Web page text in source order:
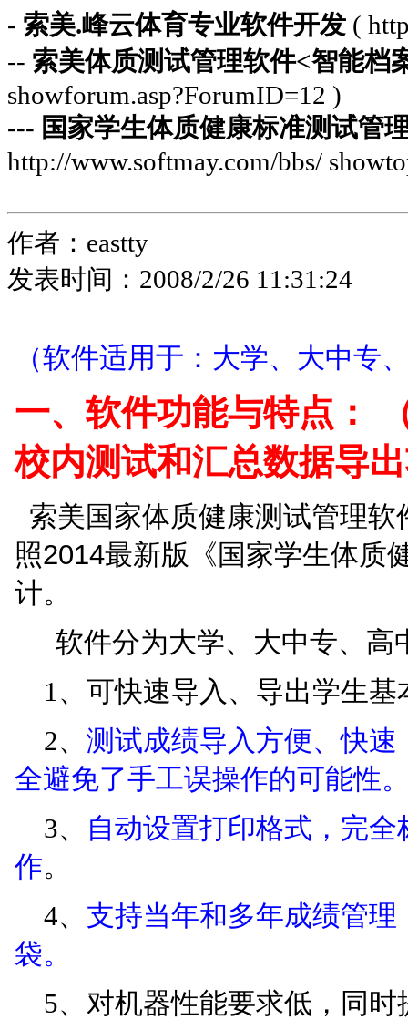
- 索美.峰云体育专业软件开发 (
-- 索美体质测试管理软件<智能档
showforum.asp?ForumID=12 )
--- 国家学生体质健康标准测试管
http://www.softmay.com/bbs/
作者：eastty
发表时间：2008/2/26 11:31:24
（软件适用于：大学、大中专
一、软件功能与特点：
校内测试和汇总数据导
索美国家体质健康测试管理软
照2014最新版 《国家学生体
计。
软件分为大学、大中专、高
1、可快速导入、导出学生基
2、 测试成绩导入方便、快
全避免了手工误操作的可能性
3、
自动设置打印格式，完
作。
4、 支持当年和多年成绩管
袋。
5、对机器性能要求低，同时